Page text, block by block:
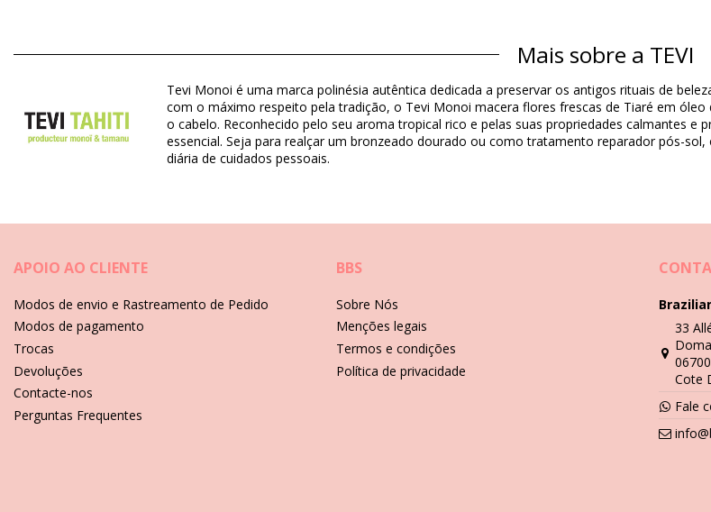
Informação do produto
O pacote inclui: 1 x Óleos de Monoi (Outros acessórios não incluídos)
HS CODE / NCM: 330499
SKU: 3076003300001
EAN: Tamanho único (3076003233506)
Referência do fornecedor: 101250715
Mais sobre a TEVI
Tevi Monoi é uma marca polinésia autêntica dedicada a preservar os antigos rituais de
com o máximo respeito pela tradição, o Tevi Monoi macera flores frescas de Tiaré em
o cabelo. Reconhecido pelo seu aroma tropical rico e pelas suas propriedades calmantes
essencial. Seja para realçar um bronzeado dourado ou como tratamento reparador pós-
diária de cuidados pessoais.
APOIO AO CLIENTE
Modos de envio e Rastreamento de Pedido
Modos de pagamento
Trocas
Devoluções
Contacte-nos
Perguntas Frequentes
BBS
Sobre Nós
Menções legais
Termos e condições
Política de privacidade
33
Cote
Fale